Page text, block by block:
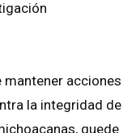
mantener acciones
la integridad de
quede